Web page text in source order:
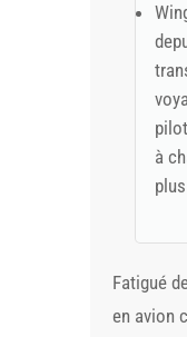
à
Fatigué
en avion